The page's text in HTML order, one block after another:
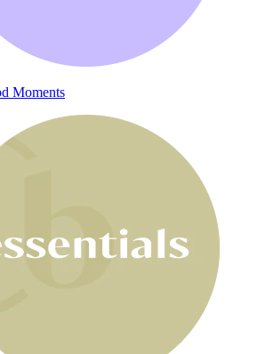
Moments